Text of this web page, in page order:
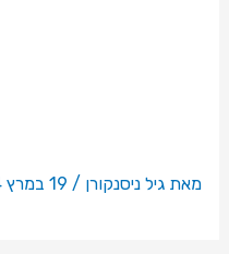
מאת גיל ניסנקורן / 19 במרץ 2024